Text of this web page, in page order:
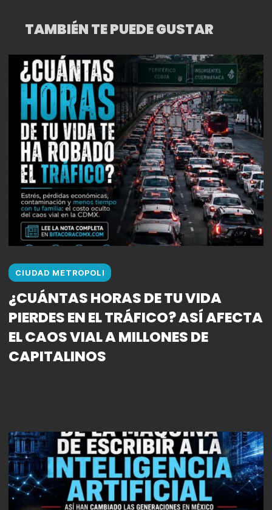
TAMBIÉN TE PUEDE GUSTAR
CIUDAD METROPOLI
¿CUÁNTAS HORAS DE TU VIDA
PIERDES EN EL TRÁFICO? ASÍ AFECTA
EL CAOS VIAL A MILLONES DE
CAPITALINOS